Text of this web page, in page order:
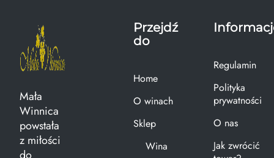
Mała
Winnica
powstała
z miłości
Przejdź
do
Home
O winach
Sklep
Wina
Regulamin
Polityka
prywatności
O nas
Jak zwrócić